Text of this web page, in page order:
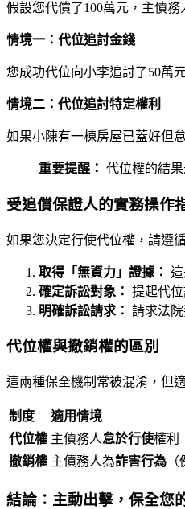
假設您代償了100萬元，主債
情境一：代位追討金錢
您成功代位向小李追討了50萬
情境二：代位追討特定權利
如果小陳有一棟房屋已蓋好但
重要提醒： 代位權的結
受追償保證人的實務操作
如果您決定行使代位權，請遵
取得「無資力」證據：
確定訴訟對象： 提起代
明確訴訟請求： 請求法
代位權與撤銷權的區別
這兩種保全機制常被混淆，但
制度 適用情境
代位權 主債務人怠於行使權利
撤銷權 主債務人為詐害行為
結論：主動出擊，保全您